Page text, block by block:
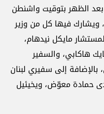
بعد الظهر بتوقيت واشنطن
ويشارك فيها كل من وزير
مايكل نيدهام،
هاكابي، والسفير
إلى سفيري لبنان
حمادة معوّض، ويخيئيل